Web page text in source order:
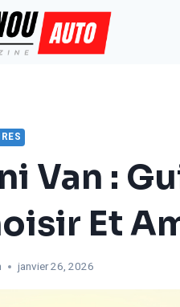
Van :
Et
janvier 26, 2026